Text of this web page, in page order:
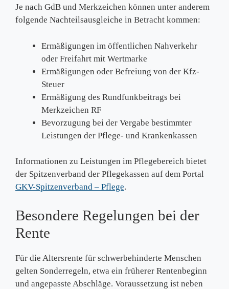
Je nach GdB und Merkzeichen können unter anderem
folgende Nachteilsausgleiche in Betracht kommen:
Ermäßigungen im öffentlichen Nahverkehr
oder Freifahrt mit Wertmarke
Ermäßigungen oder Befreiung von der Kfz-
Steuer
Ermäßigung des Rundfunkbeitrags bei
Merkzeichen RF
Bevorzugung bei der Vergabe bestimmter
Leistungen der Pflege- und Krankenkassen
Informationen zu Leistungen im Pflegebereich bietet
der Spitzenverband der Pflegekassen auf dem Portal
GKV-Spitzenverband – Pflege.
Besondere Regelungen bei der
Rente
Für die Altersrente für schwerbehinderte Menschen
gelten Sonderregeln, etwa ein früherer Rentenbeginn
und angepasste Abschläge. Voraussetzung ist neben